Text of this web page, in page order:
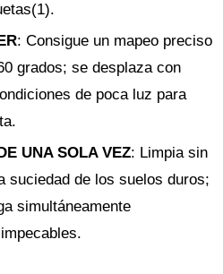
: Consigue un mapeo preciso
grados; se desplaza con
de poca luz para
UNA SOLA VEZ: Limpia sin
suciedad de los suelos duros;
simultáneamente